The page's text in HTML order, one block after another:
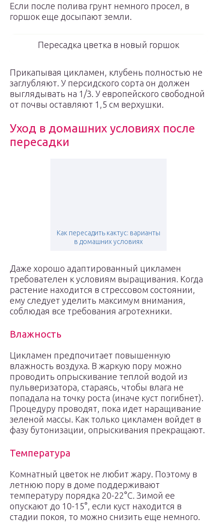
Если после полива грунт немного просел, в
горшок еще досыпают земли.
Пересадка цветка в новый горшок
Прикапывая цикламен, клубень полностью не
заглубляют. У персидского сорта он должен
выглядывать на 1/3. У европейского свободной
от почвы оставляют 1,5 см верхушки.
Уход в домашних условиях после
пересадки
Как пересадить кактус: варианты
в домашних условиях
Даже хорошо адаптированный цикламен
требователен к условиям выращивания. Когда
растение находится в стрессовом состоянии,
ему следует уделить максимум внимания,
соблюдая все требования агротехники.
Влажность
Цикламен предпочитает повышенную
влажность воздуха. В жаркую пору можно
проводить опрыскивание теплой водой из
пульверизатора, стараясь, чтобы влага не
попадала на точку роста (иначе куст погибнет).
Процедуру проводят, пока идет наращивание
зеленой массы. Как только цикламен войдет в
фазу бутонизации, опрыскивания прекращают.
Температура
Комнатный цветок не любит жару. Поэтому в
летнюю пору в доме поддерживают
температуру порядка 20-22°С. Зимой ее
опускают до 10-15°, если куст находится в
стадии покоя, то можно снизить еще немного.